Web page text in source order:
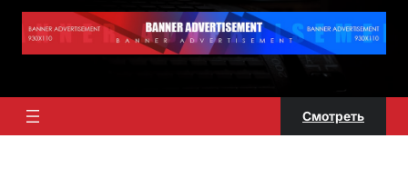
Смотреть